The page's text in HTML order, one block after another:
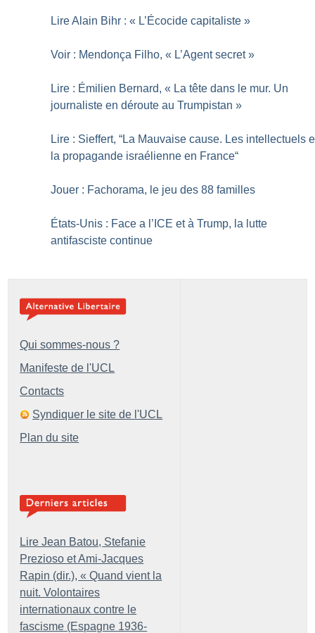
Lire Alain Bihr : « L’Écocide capitaliste »
Voir : Mendonça Filho, « L’Agent secret »
Lire : Émilien Bernard, « La tête dans le mur. Un
journaliste en déroute au Trumpistan »
Lire : Sieffert, “La Mauvaise cause. Les intellectuels
la propagande israélienne en France“
Jouer : Fachorama, le jeu des 88 familles
États-Unis : Face a l’ICE et à Trump, la lutte
antifasciste continue
Qui sommes-nous ?
Manifeste de l'UCL
Contacts
Syndiquer le site de l'UCL
Plan du site
Lire Jean Batou, Stefanie
Prezioso et Ami-Jacques
Rapin (dir.), « Quand vient la
nuit. Volontaires
internationaux contre le
fascisme (Espagne 1936-